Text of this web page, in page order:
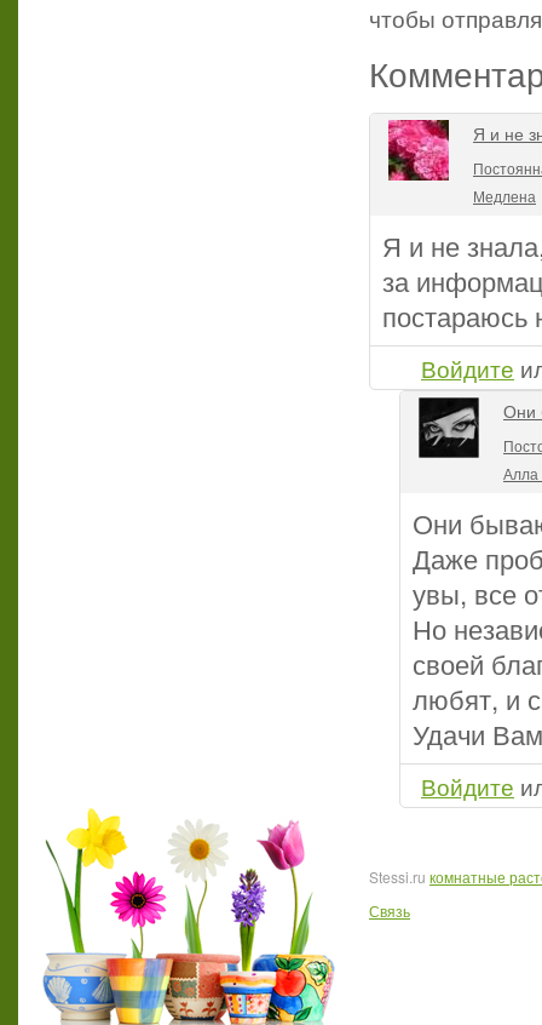
чтобы
Я и не
Медлена
Я и не
за
постараюсь
Войдите
Они
Алла
Они
Даже
увы, все
Но
своей
любят, и
Удачи
Войдите
Stessi.ru комнатные
Связь